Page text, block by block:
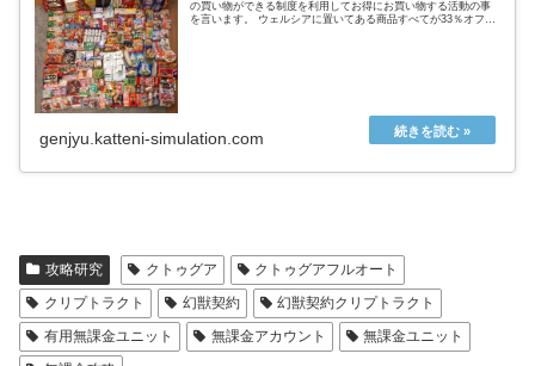
の買い物ができる制度を利用してお得にお買い物する活動の事
を言います。 ウェルシアに置いてある商品すべてが33％オフに
genjyu.katteni-simulation.com
攻略研究 クトゥグア
クトゥグアフルオート
クリプトラクト
幻獣契約
幻獣契約クリプトラクト
有用無課金ユニット
無課金アカウント
無課金ユニット